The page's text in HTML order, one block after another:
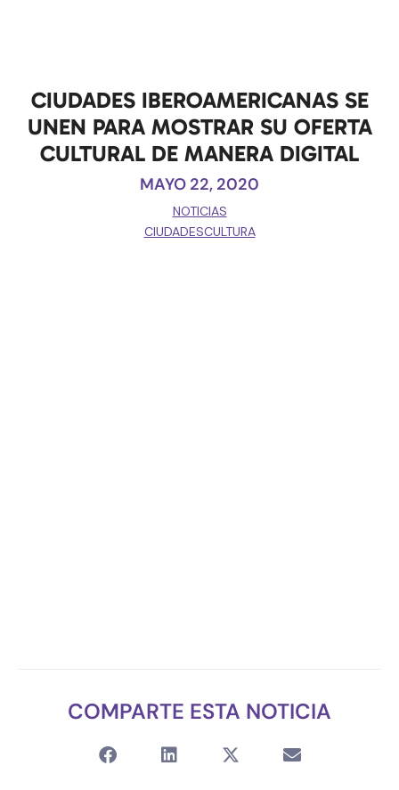
CIUDADES IBEROAMERICANAS SE
UNEN PARA MOSTRAR SU OFERTA
CULTURAL DE MANERA DIGITAL
MAYO 22, 2020
NOTICIAS
CIUDADESCULTURA
COMPARTE ESTA NOTICIA